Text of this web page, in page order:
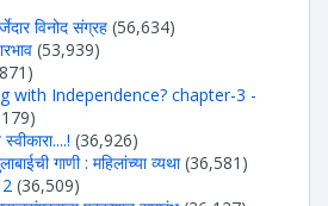
विनोद संग्रह (56,634)
(53,939)
with Independence? chapter-3 -
(36,926)
गाणी : महिलांच्या व्यथा (36,581)
(36,509)